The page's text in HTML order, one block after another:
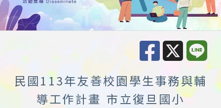
民國113年友善校園學生事務與輔
導工作計畫 市立復旦國小